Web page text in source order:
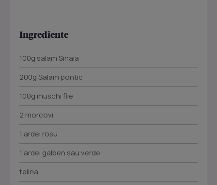
Ingrediente
100g salam Sinaia
200g Salam pontic
100g muschi file
2 morcovi
1 ardei rosu
1 ardei galben sau verde
telina